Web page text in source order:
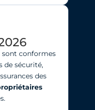
sont conformes
de sécurité,
des